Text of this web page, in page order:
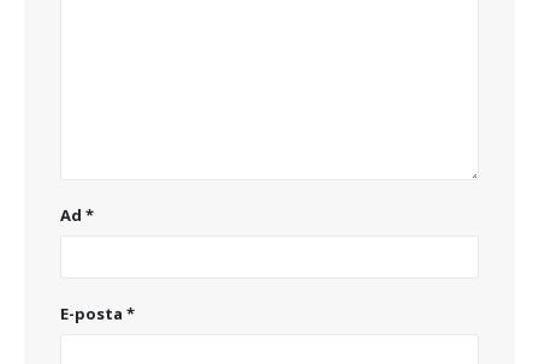
Ad *
E-posta *